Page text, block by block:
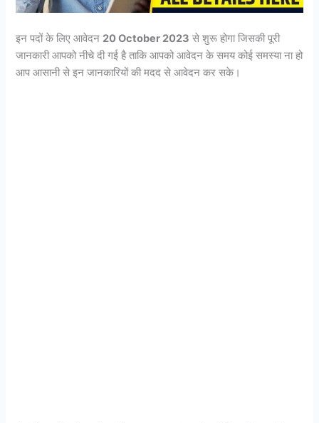
इन पदों के लिए आवेदन 20 October 2023 से शुरू होगा जिसकी पूरी
जानकारी आपको नीचे दी गई है ताकि आपको आवेदन के समय कोई समस्या ना हो
आप आसानी से इन जानकारियों की मदद से आवेदन कर सके।